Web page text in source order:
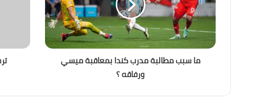
منذ أسبوعين
التغير المناخي… من التحذير إلى الاحتراق ، هل أصبح العالم
منذ أسبوعين
باب المندب.. لماذا أصبحت إيران والحوثيون التهديد الأكبر
ما سبب مطالبة مدرب كندا بمعاقبة ميسي
ورفاقه ؟